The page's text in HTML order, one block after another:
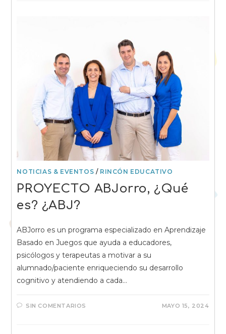
NOTICIAS & EVENTOS / RINCÓN EDUCATIVO
PROYECTO ABJorro, ¿Qué
es? ¿ABJ?
ABJorro es un programa especializado en Aprendizaje
Basado en Juegos que ayuda a educadores,
psicólogos y terapeutas a motivar a su
alumnado/paciente enriqueciendo su desarrollo
cognitivo y atendiendo a cada…
SIN COMENTARIOS MAYO 15, 2024